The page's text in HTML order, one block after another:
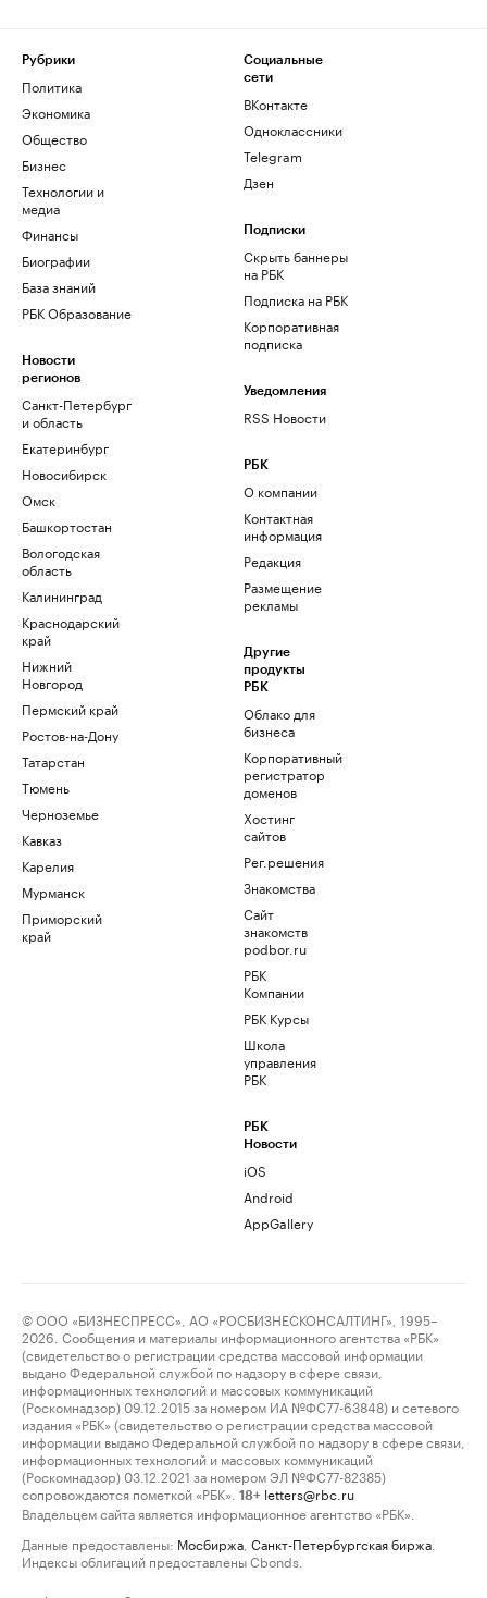
Рубрики
Политика
Экономика
Общество
Бизнес
Технологии и
медиа
Финансы
Биографии
База знаний
РБК Образование
Новости
регионов
Санкт-Петербург
и область
Екатеринбург
Новосибирск
Омск
Башкортостан
Вологодская
область
Калининград
Краснодарский
край
Нижний
Новгород
Пермский край
Ростов-на-Дону
Татарстан
Тюмень
Черноземье
Кавказ
Карелия
Мурманск
Приморский
край
Социальные
сети
ВКонтакте
Одноклассники
Telegram
Дзен
Подписки
Скрыть баннеры
на РБК
Подписка на РБК
Корпоративная
подписка
Уведомления
RSS Новости
РБК
О компании
Контактная
информация
Редакция
Размещение
рекламы
Другие
продукты
РБК
Облако для
бизнеса
Корпоративный
регистратор
доменов
Хостинг
сайтов
Рег.решения
Знакомства
Сайт
знакомств
podbor.ru
РБК
Компании
РБК Курсы
Школа
управления
РБК
РБК
Новости
iOS
Android
AppGallery
© ООО «БИЗНЕСПРЕСС», АО «РОСБИЗНЕСКОНСАЛТИНГ», 1995–
2026. Сообщения и материалы информационного агентства «РБК»
(свидетельство о регистрации средства массовой информации
выдано Федеральной службой по надзору в сфере связи,
информационных технологий и массовых коммуникаций
(Роскомнадзор) 09.12.2015 за номером ИА №ФС77-63848) и сетевого
издания «РБК» (свидетельство о регистрации средства массовой
информации выдано Федеральной службой по надзору в сфере связи,
информационных технологий и массовых коммуникаций
(Роскомнадзор) 03.12.2021 за номером ЭЛ №ФС77-82385)
сопровождаются пометкой «РБК».
18+ letters@rbc.ru
Владельцем сайта является информационное агентство «РБК».
Данные предоставлены: Мосбиржа Санкт-Петербургская биржа
Индексы облигаций предоставлены Cbonds.